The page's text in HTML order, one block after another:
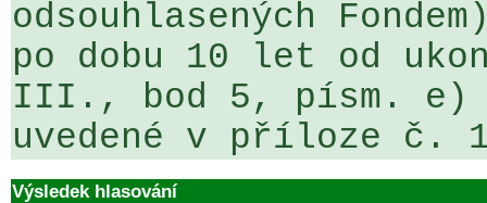
odsouhlasených
po dobu 10 let od
III., bod 5, písm. e)
uvedené v příloze č.
Výsledek hlasování